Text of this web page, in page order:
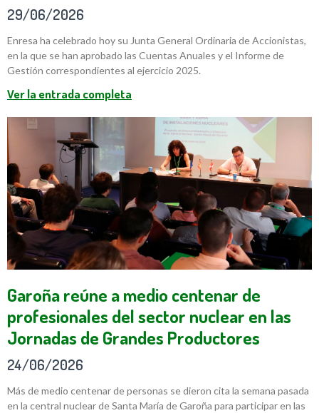
29/06/2026
Enresa ha celebrado hoy su Junta General Ordinaria de Accionistas,
en la que se han aprobado las Cuentas Anuales y el Informe de
Gestión correspondientes al ejercicio 2025.
Ver la entrada completa
Garoña reúne a medio centenar de
profesionales del sector nuclear en las
Jornadas de Grandes Productores
24/06/2026
Más de medio centenar de personas se dieron cita la semana pasada
en la central nuclear de Santa María de Garoña para participar en las